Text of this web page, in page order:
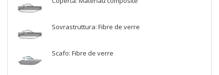
Sovrastruttura: Fibre de verre
Scafo: Fibre de verre